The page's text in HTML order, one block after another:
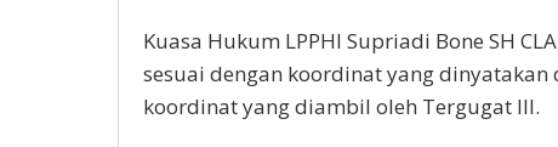
Kuasa Hukum LPPHI Supriadi Bone SH
sesuai dengan koordinat yang
koordinat yang diambil oleh Tergugat III.